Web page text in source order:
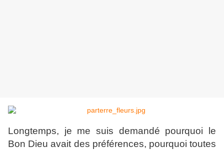
Longtemps, je me suis demandé pourquoi le
Bon Dieu avait des préférences, pourquoi toutes